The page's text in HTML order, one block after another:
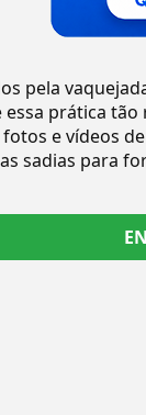
pela
prática
e vídeos
sadias para